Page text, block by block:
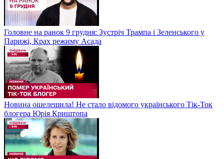
Головне на ранок 9 грудня: Зустріч Трампа і Зеленського у
Парижі, Крах режиму Асада
Новина ошелешила! Не стало відомого українського Тік-Ток
блогера Юрія Криштопа